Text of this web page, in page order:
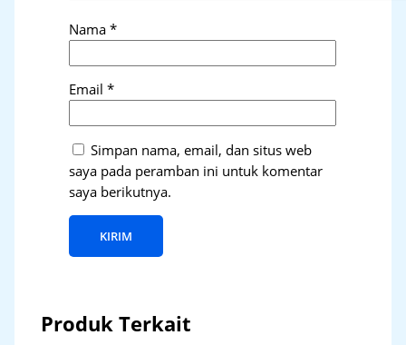
Nama*
Email*
Simpan nama, email, dan situs web
saya pada peramban ini untuk komentar
saya berikutnya.
Produk Terkait